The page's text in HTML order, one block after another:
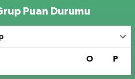
Puan Durumu
O P